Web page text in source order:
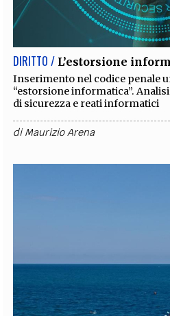
DIRITTO / L’estorsione
Inserimento nel codice penale
“estorsione informatica”. Analisi
di sicurezza e reati informatici
diMaurizio Arena